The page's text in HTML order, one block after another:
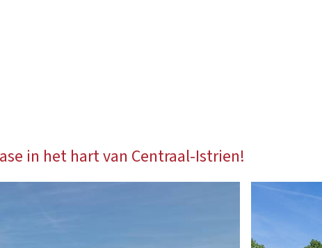
in het hart van Centraal-Istrien!